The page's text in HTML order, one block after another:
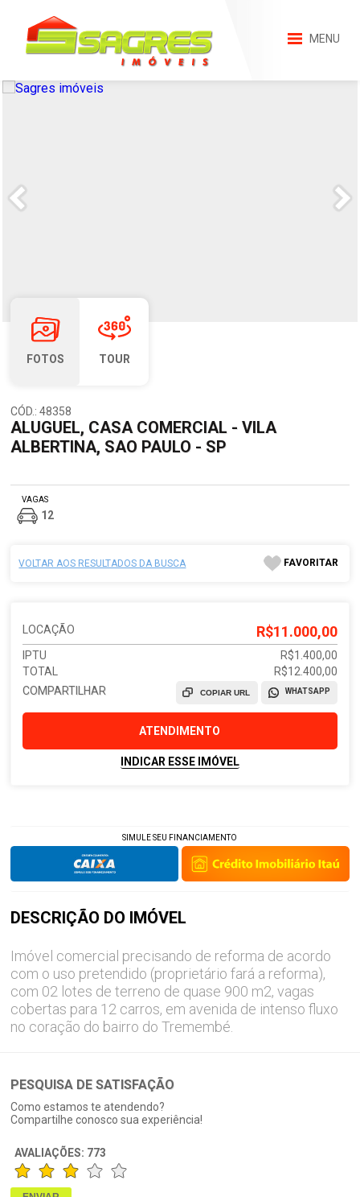
MENU
FOTOS TOUR
CÓD.: 48358
ALUGUEL, CASA COMERCIAL - VILA
ALBERTINA, SAO PAULO - SP
VAGAS
12
VOLTAR AOS RESULTADOS DA BUSCA FAVORITAR
LOCAÇÃO R$11.000,00
IPTU
R$1.400,00
TOTAL
R$12.400,00
COMPARTILHAR
WHATSAPP
COPIAR URL
ATENDIMENTO
INDICAR ESSE IMÓVEL
SIMULE SEU FINANCIAMENTO
DESCRIÇÃO DO IMÓVEL
Imóvel comercial precisando de reforma de acordo
com o uso pretendido (proprietário fará a reforma),
com 02 lotes de terreno de quase 900 m2, vagas
cobertas para 12 carros, em avenida de intenso fluxo
no coração do bairro do Tremembé.
PESQUISA DE SATISFAÇÃO
Como estamos te atendendo?
Compartilhe conosco sua experiência!
AVALIAÇÕES: 773